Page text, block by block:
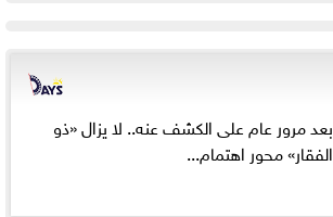
بعد مرور عام على الكشف عنه.. لا يزال «ذو
الفقار» محور اهتمام...